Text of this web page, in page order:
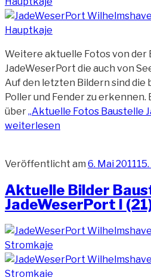
Weitere aktuelle Fotos von der
JadeWeserPort die auch von
Auf den letzten Bildern sind
Poller und Fender zu erkennen.
über„Aktuelle Fotos Baustelle
weiterlesen
Veröffentlicht am 6. Mai 2011
Aktuelle Bilder
JadeWeserPort I